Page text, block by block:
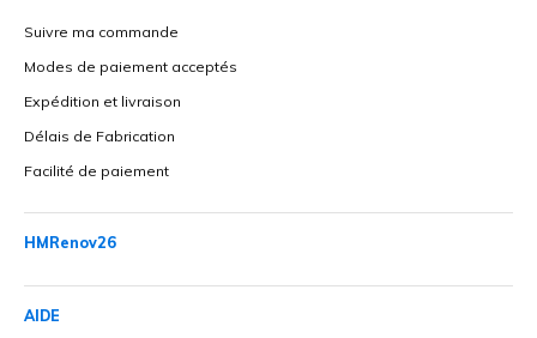
Suivre ma commande
Modes de paiement acceptés
Expédition et livraison
Délais de Fabrication
Facilité de paiement
HMRenov26
AIDE